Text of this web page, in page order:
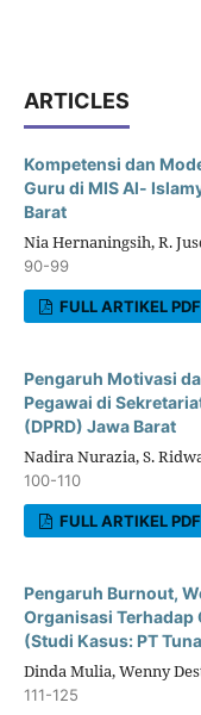
ARTICLES
Kompetensi dan
Guru di MIS Al-
Barat
Nia Hernaningsih, R.
90-99
FULL ARTIKEL PDF
Pengaruh Motivasi
Pegawai di
(DPRD) Jawa Barat
Nadira Nurazia, S.
100-110
FULL ARTIKEL PDF
Pengaruh Burnout,
Organisasi
(Studi Kasus: PT
Dinda Mulia, Wenny
111-125